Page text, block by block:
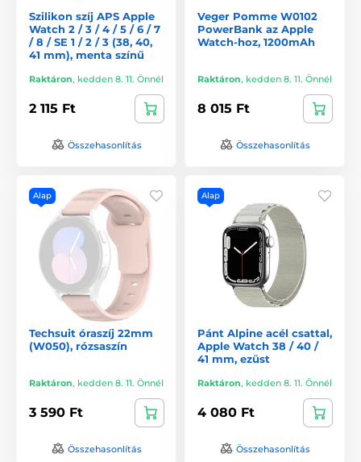
Szilikon szíj APS Apple
Watch 2 / 3 / 4 / 5 / 6 / 7
/ 8 / SE 1 / 2 / 3 (38, 40,
41 mm), menta színű
Raktáron, kedden 8. 11. Önnél
2 115 Ft
Összehasonlítás
Veger Pomme W0102
PowerBank az Apple
Watch-hoz, 1200mAh
Raktáron, kedden 8. 11. Önnél
8 015 Ft
Összehasonlítás
Alap
Techsuit óraszíj 22mm
(W050), rózsaszín
Raktáron, kedden 8. 11. Önnél
3 590 Ft
Összehasonlítás
Alap
Pánt Alpine acél csattal,
Apple Watch 38 / 40 /
41 mm, ezüst
Raktáron, kedden 8. 11. Önnél
4 080 Ft
Összehasonlítás